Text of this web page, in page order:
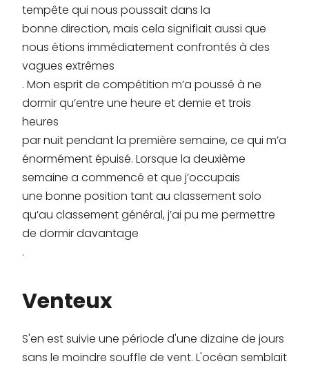
tempête qui nous poussait dans la
bonne direction, mais cela signifiait aussi que
nous étions immédiatement confrontés à des
vagues extrêmes
. Mon esprit de compétition m’a poussé à ne
dormir qu’entre une heure et demie et trois
heures
par nuit pendant la première semaine, ce qui m’a
énormément épuisé. Lorsque la deuxième
semaine a commencé et que j’occupais
une bonne position tant au classement solo
qu’au classement général, j’ai pu me permettre
de dormir davantage
.
Venteux
S'en est suivie une période d'une dizaine de jours
sans le moindre souffle de vent. L'océan semblait